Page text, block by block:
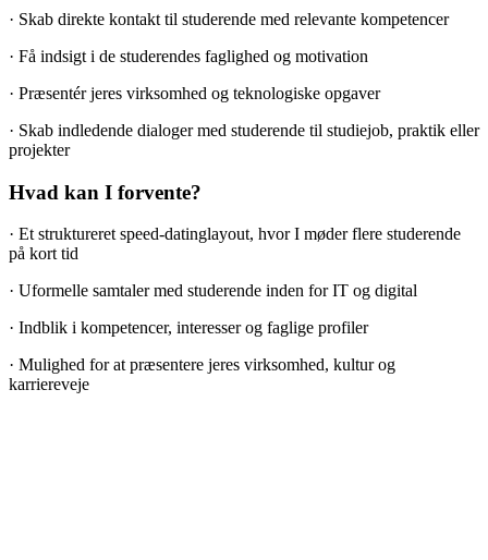
· Skab direkte kontakt til studerende med relevante kompetencer
· Få indsigt i de studerendes faglighed og motivation
· Præsentér jeres virksomhed og teknologiske opgaver
· Skab indledende dialoger med studerende til studiejob, praktik eller
projekter
Hvad kan I forvente?
· Et struktureret speed-datinglayout, hvor I møder flere studerende
på kort tid
· Uformelle samtaler med studerende inden for IT og digital
· Indblik i kompetencer, interesser og faglige profiler
· Mulighed for at præsentere jeres virksomhed, kultur og
karriereveje